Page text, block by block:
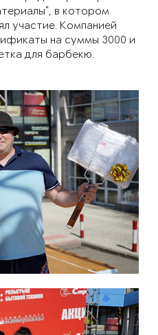
в котором
участие. Компанией
на суммы 3000 и
для барбекю.